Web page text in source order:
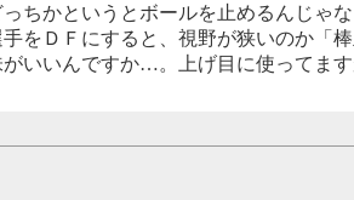
っちかというとボールを止めるんじゃ
手をＤＦにすると、視野が狭いのか「
がいいんですか…。上げ目に使ってま